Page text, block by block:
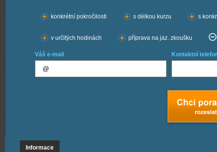
konkrétní pokročilosti
s délkou kurzu s
v určitých hodinách příprava na jaz. zkoušku
Váš e-mail Kontaktní
Informace